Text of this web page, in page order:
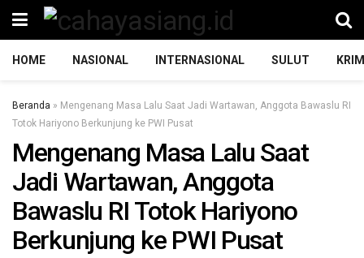
HOME NASIONAL INTERNASIONAL SULUT
Beranda » Mengenang Masa Lalu Saat Jadi Wartawan, Anggota Bawaslu RI
Totok Hariyono Berkunjung ke PWI Pusat
Mengenang Masa Lalu Saat
Jadi Wartawan, Anggota
Bawaslu RI Totok Hariyono
Berkunjung ke PWI Pusat